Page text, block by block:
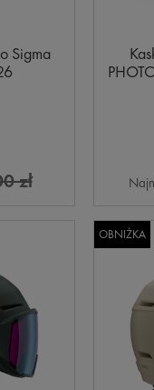
Sigma
zł
OBNIŻKA